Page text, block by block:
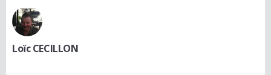
Loïc CECILLON